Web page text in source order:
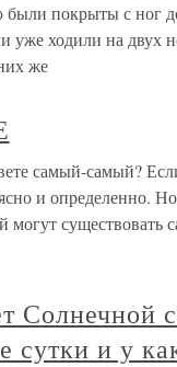
покрыты с ног
уже ходили на двух
же
самый-самый? Если
и определенно.
могут существовать
Солнечной
сутки и у